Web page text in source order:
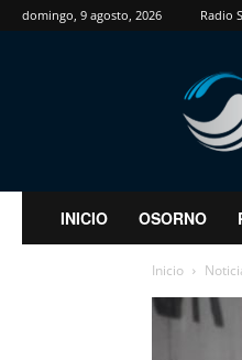
domingo, 9 agosto, 2026 Radio
INICIO OSORNO
Inicio